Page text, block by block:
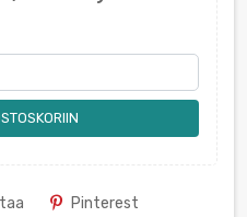
Pinterest